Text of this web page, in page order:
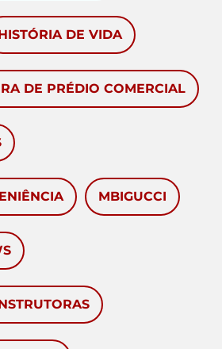
DE VIDA
DE PRÉDIO COMERCIAL
MBIGUCCI